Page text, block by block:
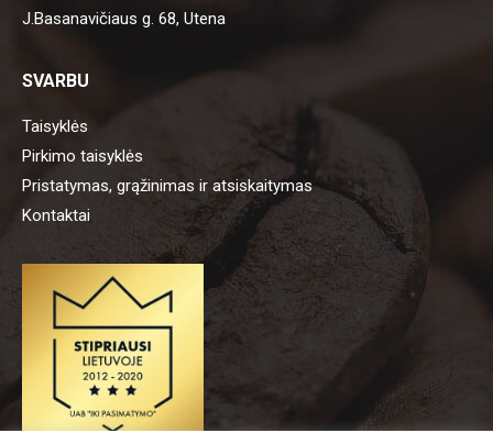
J.Basanavičiaus g. 68, Utena
SVARBU
Taisyklės
Pirkimo taisyklės
Pristatymas, grąžinimas ir atsiskaitymas
Kontaktai